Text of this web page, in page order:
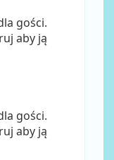
gości.
aby ją
gości.
aby ją